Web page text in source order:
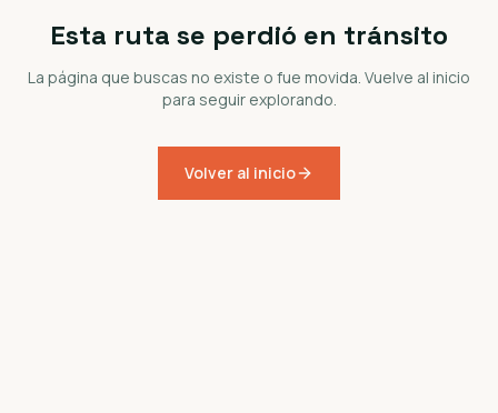
Esta ruta se perdió en tránsito
La página que buscas no existe o fue movida. Vuelve al inicio
para seguir explorando.
Volver al inicio